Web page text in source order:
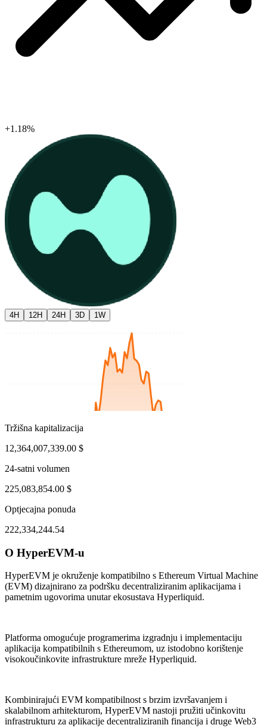
+1.18%
4H 12H 24H 3D 1W
3, 07:33 PM
Tržišna kapitalizacija
12,364,007,339.00 $
24-satni volumen
225,083,854.00 $
Optjecajna ponuda
222,334,244.54
O HyperEVM-u
HyperEVM je okruženje kompatibilno s Ethereum Virtual Machine
(EVM) dizajnirano za podršku decentraliziranim aplikacijama i
pametnim ugovorima unutar ekosustava Hyperliquid.
Platforma omogućuje programerima izgradnju i implementaciju
aplikacija kompatibilnih s Ethereumom, uz istodobno korištenje
visokoučinkovite infrastrukture mreže Hyperliquid.
Kombinirajući EVM kompatibilnost s brzim izvršavanjem i
skalabilnom arhitekturom, HyperEVM nastoji pružiti učinkovitu
infrastrukturu za aplikacije decentraliziranih financija i druge Web3